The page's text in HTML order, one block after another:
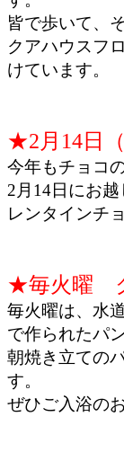
皆で歩いて、
クアハウスフ
けています。
★2月14日
今年もチョコ
2月14日にお
レンタインチ
★毎火曜
毎火曜は、水
で作られたパ
朝焼き立ての
す。
ぜひご入浴の